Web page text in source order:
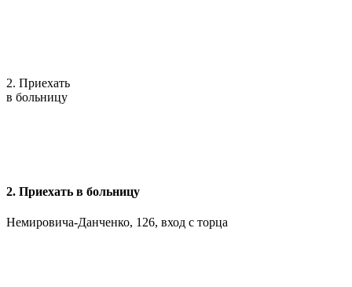
2. Приехать
в больницу
2. Приехать в больницу
Немировича-Данченко, 126, вход с торца